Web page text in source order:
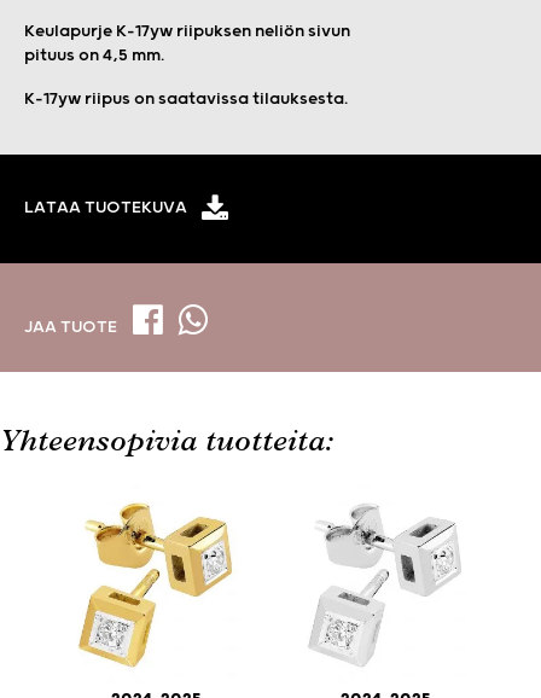
Keulapurje K-17yw riipuksen neliön sivun
pituus on 4,5 mm.
K-17yw riipus on saatavissa tilauksesta.
LATAA TUOTEKUVA
JAA TUOTE
Yhteensopivia tuotteita: